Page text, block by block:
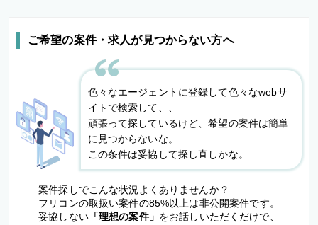
ご希望の案件・求人が見つからない方へ
色々なエージェントに登録して色々なwebサ
イトで検索して、、
頑張って探しているけど、希望の案件は簡単
に見つからないな。
この条件は妥協して探し直しかな。
案件探しでこんな状況よくありませんか？
フリコンの取扱い案件の85%以上は非公開案件です。
妥協しない「理想の案件」 をお話しいただくだけで、